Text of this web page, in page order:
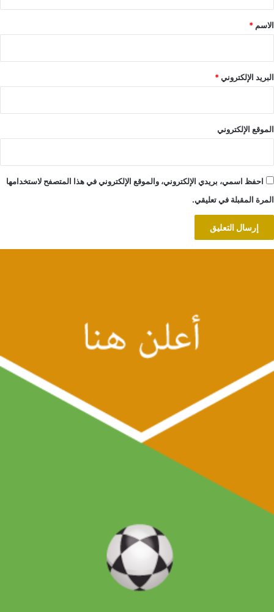
*
الاسم *
البريد الإلكتروني*
الموقع الإلكتروني
احفظ اسمي، بريدي الإلكتروني، والموقع الإلكتروني في هذا المتصفح لاستخدامها
المرة المقبلة في تعليقي.